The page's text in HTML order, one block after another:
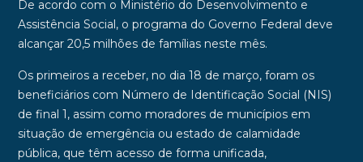
De acordo com o Ministério do Desenvolvimento e
Assistência Social , o programa do Governo Federal deve
alcançar 20,5 milhões de famílias neste mês.
Os primeiros a receber, no dia 18 de março, foram os
beneficiários com Número de Identificação Social (NIS)
de final 1 , assim como moradores de municípios em
situação de emergência ou estado de calamidade
pública, que têm acesso de forma unificada,